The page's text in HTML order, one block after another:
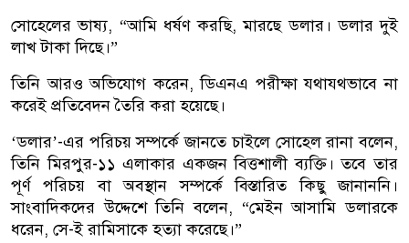
সোহেলের ভাষ্য, “আমি ধর্ষণ করছি, মারছে ডলার। ডলার দুই
লাখ টাকা দিছে।”
তিনি আরও অভিযোগ করেন, ডিএনএ পরীক্ষা যথাযথভাবে না
করেই প্রতিবেদন তৈরি করা হয়েছে।
‘ডলার’-এর পরিচয় সম্পর্কে জানতে চাইলে সোহেল রানা বলেন,
তিনি মিরপুর-১১ এলাকার একজন বিত্তশালী ব্যক্তি। তবে তার
পূর্ণ পরিচয় বা অবস্থান সম্পর্কে বিস্তারিত কিছু জানাননি।
সাংবাদিকদের উদ্দেশে তিনি বলেন, “মেইন আসামি ডলারকে
ধরেন, সে-ই রামিসাকে হত্যা করেছে।”